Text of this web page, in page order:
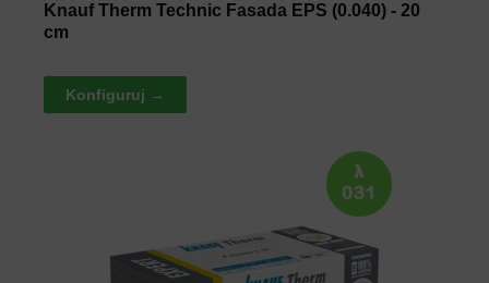
Knauf Therm Technic Fasada EPS (0.040) - 20
cm
Konfiguruj →